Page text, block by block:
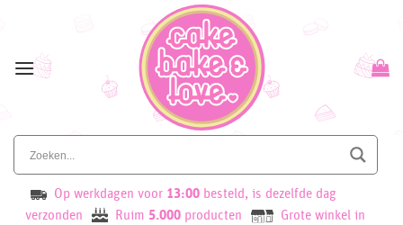
content
Op werkdagen voor 13:00 besteld, is dezelfde dag
verzonden
Ruim 5.000 producten
Grote winkel in